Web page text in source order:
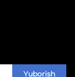
Yuborish